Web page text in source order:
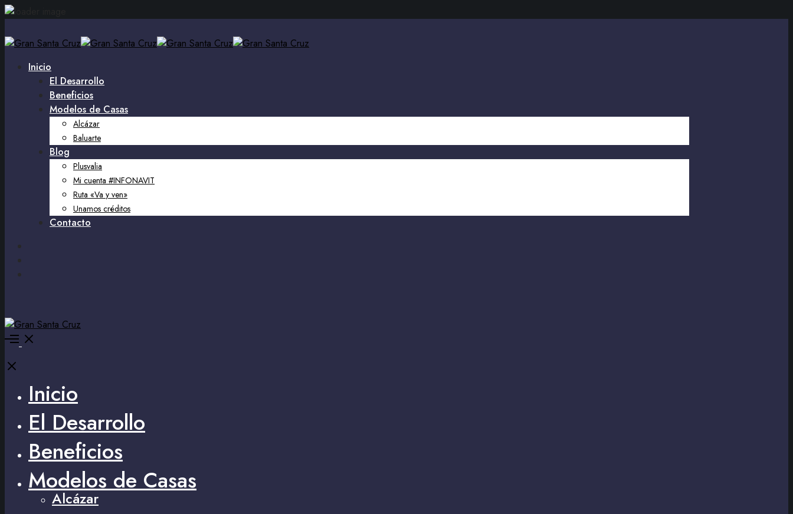
Inicio
El Desarrollo
Beneficios
Modelos de Casas
Alcázar
Baluarte
Blog
Plusvalia
Mi cuenta #INFONAVIT
Ruta «Va y ven»
Unamos créditos
Contacto
Inicio
El Desarrollo
Beneficios
Modelos de Casas
Alcázar